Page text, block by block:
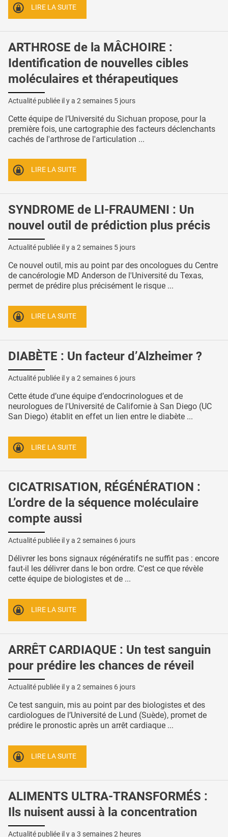
LIRE LA SUITE
ARTHROSE de la MÂCHOIRE :
Identification de nouvelles cibles
moléculaires et thérapeutiques
Actualité publiée il y a 2 semaines 5 jours
Cette équipe de l’Université du Sichuan propose, pour la
première fois, une cartographie des facteurs déclenchants
cachés de l'arthrose de l'articulation ...
LIRE LA SUITE
SYNDROME de LI-FRAUMENI : Un
nouvel outil de prédiction plus précis
Actualité publiée il y a 2 semaines 5 jours
Ce nouvel outil, mis au point par des oncologues du Centre
de cancérologie MD Anderson de l'Université du Texas,
permet de prédire plus précisément le risque ...
LIRE LA SUITE
DIABÈTE : Un facteur d’Alzheimer ?
Actualité publiée il y a 2 semaines 6 jours
Cette étude d’une équipe d’endocrinologues et de
neurologues de l'Université de Californie à San Diego (UC
San Diego) établit en effet un lien entre le diabète ...
LIRE LA SUITE
CICATRISATION, RÉGÉNÉRATION :
L’ordre de la séquence moléculaire
compte aussi
Actualité publiée il y a 2 semaines 6 jours
Délivrer les bons signaux régénératifs ne suffit pas : encore
faut-il les délivrer dans le bon ordre. C'est ce que révèle
cette équipe de biologistes et de ...
LIRE LA SUITE
ARRÊT CARDIAQUE : Un test sanguin
pour prédire les chances de réveil
Actualité publiée il y a 2 semaines 6 jours
Ce test sanguin, mis au point par des biologistes et des
cardiologues de l’Université de Lund (Suède), promet de
prédire le pronostic après un arrêt cardiaque ...
LIRE LA SUITE
ALIMENTS ULTRA-TRANSFORMÉS :
Ils nuisent aussi à la concentration
Actualité publiée il y a 3 semaines 2 heures